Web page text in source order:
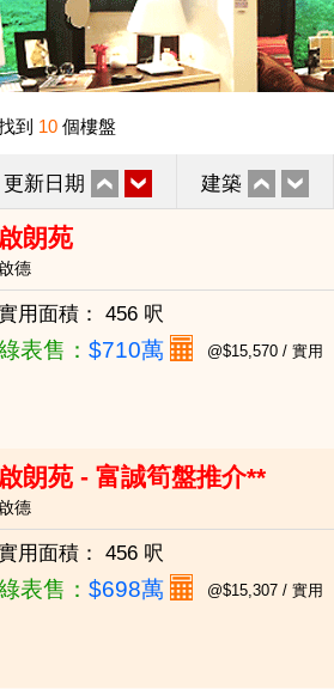
到 10 個樓盤
更新日期 建築
啟朗苑
啟德
用面積： 456 呎
表售： $710萬 @$15,570 / 實用
啟朗苑 - 富誠筍盤推介**
啟德
用面積： 456 呎
表售： $698萬 @$15,307 / 實用